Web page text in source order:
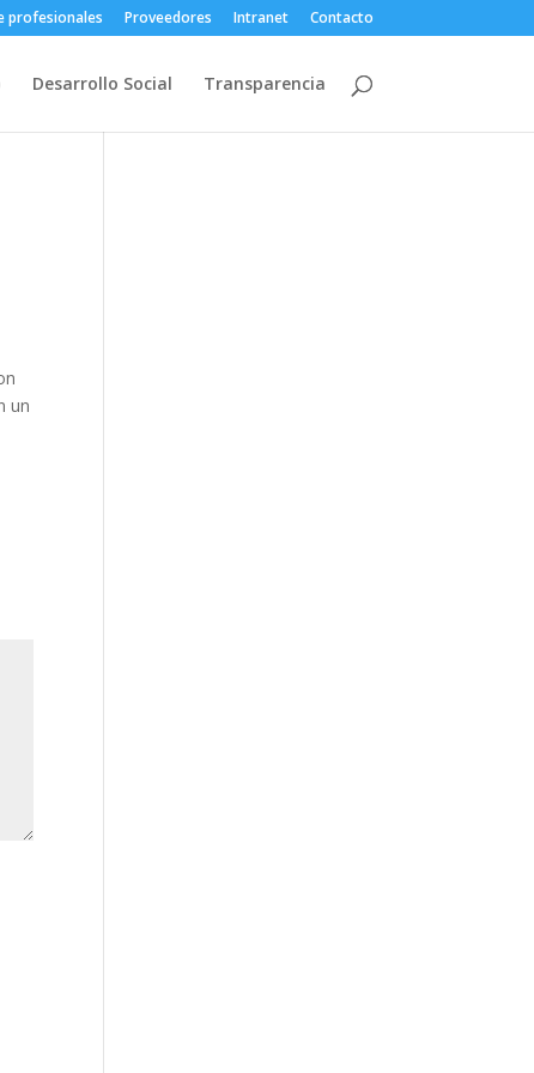
profesionales Proveedores Intranet Contacto
Desarrollo Social Transparencia
un